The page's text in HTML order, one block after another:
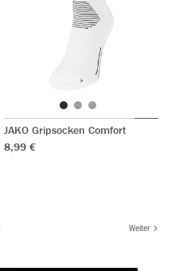
JAKO Gripsocken Comfort
8,99 €
Weiter